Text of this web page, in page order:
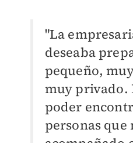
"La
deseaba
pequeño,
muy privado.
poder
personas que